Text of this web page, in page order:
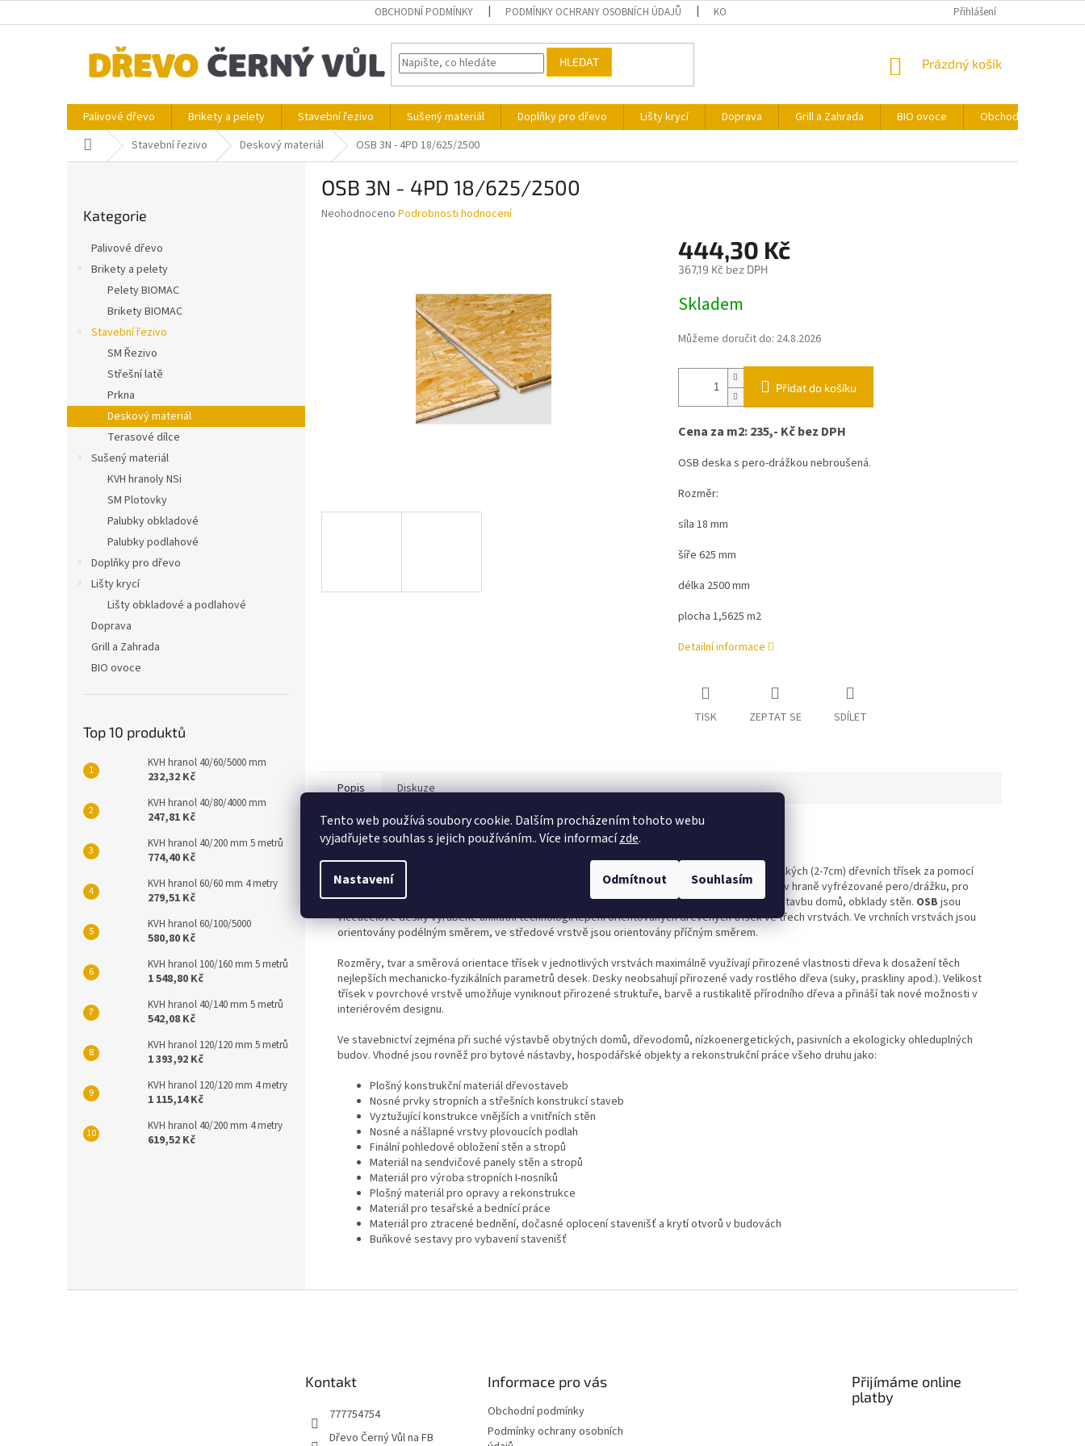
Tento web používá soubory cookie. Dalším procházením tohoto webu
vyjadřujete souhlas s jejich používáním.. Více informacízde.
Nastavení Odmítnout Souhlasím
na
OBCHODNÍ PODMÍNKY PODMÍNKY OCHRANY OSOBNÍCH ÚDAJŮ KONTAKTY FORMULÁŘ PRO ODSTOUPENÍ OD SMLOUVY
Přihlášení
HLEDAT
NÁKUPNÍ
Prázdný košík
Palivové dřevo Brikety a pelety Stavební řezivo Sušený materiál Doplňky pro dřevo Lišty krycí Doprava Grill a Zahrada BIO ovoce
Obchodní podmínky
Domů Stavební řezivo Deskový materiál OSB 3N - 4PD 18/625/2500
l
kategorie
Kategorie
Palivové dřevo
Brikety a pelety
Pelety BIOMAC
Brikety BIOMAC
Stavební řezivo
SM Řezivo
Střešní latě
Prkna
Deskový materiál
Terasové dílce
Sušený materiál
KVH hranoly NSi
SM Plotovky
Palubky obkladové
Palubky podlahové
Doplňky pro dřevo
Lišty krycí
Lišty obkladové a podlahové
Doprava
Grill a Zahrada
BIO ovoce
Top 10 produktů
KVH hranol 40/60/5000 mm
232,32 Kč
KVH hranol 40/80/4000 mm
247,81 Kč
KVH hranol 40/200 mm 5 metrů
774,40 Kč
KVH hranol 60/60 mm 4 metry
279,51 Kč
KVH hranol 60/100/5000
580,80 Kč
KVH hranol 100/160 mm 5 metrů
1 548,80 Kč
KVH hranol 40/140 mm 5 metrů
542,08 Kč
KVH hranol 120/120 mm 5 metrů
1 393,92 Kč
KVH hranol 120/120 mm 4 metry
1 115,14 Kč
KVH hranol 40/200 mm 4 metry
619,52 Kč
OSB 3N - 4PD 18/625/2500
Průměrné
Neohodnoceno Podrobnosti hodnocení
444,30 Kč
367,19 Kč bez DPH
cena:
Skladem
Můžeme doručit do: 24.8.2026
Přidat do košíku
Cena za m2: 235,- Kč bez DPH
OSB deska s pero-drážkou nebroušená.
Rozměr:
síla 18 mm
šíře 625 mm
délka 2500 mm
plocha 1,5625 m2
Detailní informace
TISK ZEPTAT SE SDÍLET
Popis Diskuze
Detailní popis produktu
OSB deska
(anglicky Oriented strand board) je druh desky vytvořené spojením-slepením velkých (2-7cm) dřevních třísek za pomocí
lisování. OSB desky
se vyrábí s broušeným a nebo nebroušeným povrchem. Můžou také mít v hraně vyfrézované pero/drážku, pro
dobré napojení při tvorbě podlah nebo stěn.
OSB deskyjsou vlhku odolné, používají se i na stavbu domů, obklady stěn. OSB jsou
víceúčelové desky vyráběné unikátní technologií lepení orientovaných dřevěných třísek ve třech vrstvách. Ve vrchních vrstvách jsou
orientovány podélným směrem, ve středové vrstvě jsou orientovány příčným směrem.
Rozměry, tvar a směrová orientace třísek v jednotlivých vrstvách maximálně využívají přirozené vlastnosti dřeva k dosažení těch
nejlepších mechanicko-fyzikálních parametrů desek. Desky neobsahují přirozené vady rostlého dřeva (suky, praskliny apod.). Velikost
třísek v povrchové vrstvě umožňuje vyniknout přirozené struktuře, barvě a rustikalitě přírodního dřeva a přináší tak nové možnosti v
interiérovém designu.
Ve stavebnictví zejména při suché výstavbě obytných domů, dřevodomů, nízkoenergetických, pasivních a ekologicky ohleduplných
budov. Vhodné jsou rovněž pro bytové nástavby, hospodářské objekty a rekonstrukční práce všeho druhu jako:
Plošný konstrukční materiál dřevostaveb
Nosné prvky stropních a střešních konstrukcí staveb
Vyztužující konstrukce vnějších a vnitřních stěn
Nosné a nášlapné vrstvy plovoucích podlah
Finální pohledové obložení stěn a stropů
Materiál na sendvičové panely stěn a stropů
Materiál pro výroba stropních I-nosníků
Plošný materiál pro opravy a rekonstrukce
Materiál pro tesařské a bednící práce
Materiál pro ztracené bednění, dočasné oplocení stavenišť a krytí otvorů v budovách
Buňkové sestavy pro vybavení stavenišť
Kontakt
777754754
Dřevo Černý Vůl na FB
Informace pro vás
Obchodní podmínky
Podmínky ochrany osobních
Přijímáme online
platby